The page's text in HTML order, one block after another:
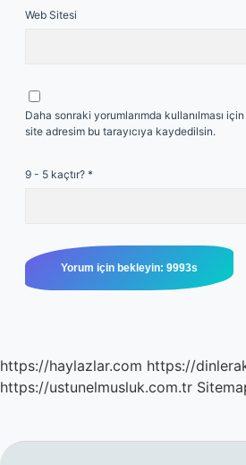
Web Sitesi
Daha sonraki yorumlarımda kullanılması
site adresim bu tarayıcıya kaydedilsin.
9 - 5 kaçtır? *
https://haylazlar.com https://
https://ustunelmusluk.com.tr